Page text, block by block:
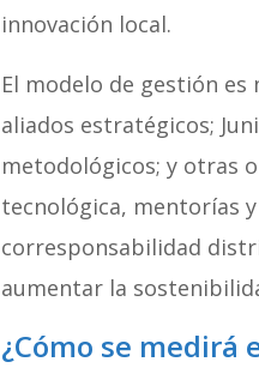
innovación local.
El modelo de gestión
aliados estratégicos;
metodológicos; y otras
tecnológica, mentorías
corresponsabilidad
aumentar la
¿Cómo se medirá